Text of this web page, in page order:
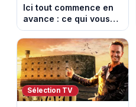
Ici tout commence en
avance : ce qui vous
attend la semaine du
10 au 14 août 2026
(spoiler)
Sélection TV